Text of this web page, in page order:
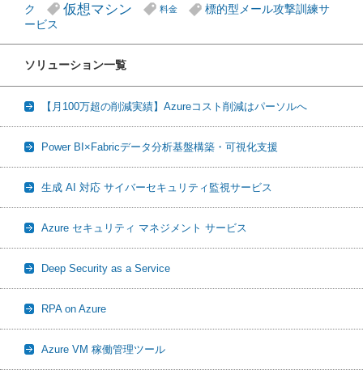
ク
仮想マシン 料金
標的型メール攻撃訓練サ
ービス
ソリューション一覧
【月100万超の削減実績】Azureコスト削減はパーソルへ
Power BI×Fabricデータ分析基盤構築・可視化支援
生成 AI 対応 サイバーセキュリティ監視サービス
Azure セキュリティ マネジメント サービス
Deep Security as a Service
RPA on Azure
Azure VM 稼働管理ツール